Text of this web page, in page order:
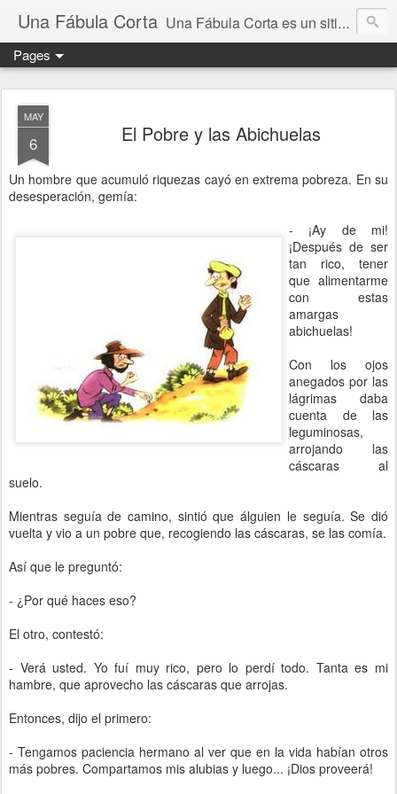
Una Fábula Corta Una Fábula Corta es un sitio donde se publican fábulas de Esopo, Martincho, Samaniego y de Iriarte, todas ellas tienen su propia moraleja
Pages
MAY
6 El Pobre y las Abichuelas
Un hombre que acumuló riquezas cayó en extrema pobreza. En su
desesperación, gemía:
- ¡Ay de mi!
¡Después de ser
tan rico, tener
que alimentarme
con estas
amargas
abichuelas!
Con los ojos
anegados por las
lágrimas daba
cuenta de las
leguminosas,
arrojando las
cáscaras al
suelo.
Mientras seguía de camino, sintió que álguien le seguía. Se dió
vuelta y vio a un pobre que, recogiendo las cáscaras, se las comía.
Así que le preguntó:
- ¿Por qué haces eso?
El otro, contestó:
- Verá usted. Yo fuí muy rico, pero lo perdí todo. Tanta es mi
hambre, que aprovecho las cáscaras que arrojas.
Entonces, dijo el primero:
- Tengamos paciencia hermano al ver que en la vida habían otros
más pobres. Compartamos mis alubias y luego... ¡Dios proveerá!